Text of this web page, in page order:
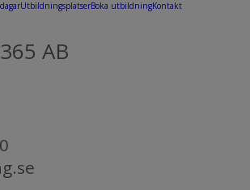
UtbildningsplatserBoka utbildningKontakt
AB